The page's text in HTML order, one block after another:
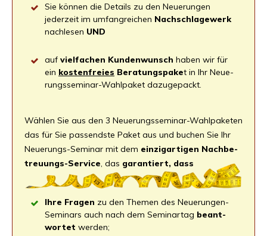
Sie kön­nen die Details zu den Neue­run­gen
jeder­zeit im umfang­rei­chen Nach­schla­ge­werk
nach­le­sen UND
auf viel­fa­chen Kun­den­wunsch haben wir für
ein kos­ten­frei­es Bera­tungs­pa­ket in Ihr Neu­e­
rungs­­­se­­mi­­nar-Wahl­­­pa­ket dazugepackt.
Wäh­len Sie aus den 3 Neu­e­rungs­­­se­­mi­­nar-Wahl­­­pa­ke­ten
das für Sie pas­sends­te Paket aus und buchen Sie Ihr
Neue­rungs-Semi­nar mit dem ein­zig­ar­ti­gen Nach­be­
treu­ungs-Ser­vice, das garan­tiert, dass
Ihre Fra­gen zu den The­men des Neue­run­gen-
Semi­nars auch nach dem Semi­nar­tag beant­
wor­tet werden;